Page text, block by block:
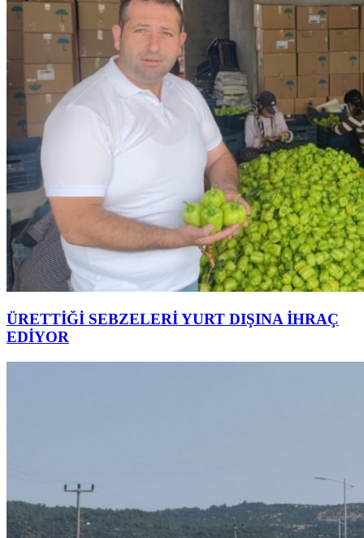
ÜRETTİĞİ SEBZELERİ YURT DIŞINA İHRAÇ
EDİYOR